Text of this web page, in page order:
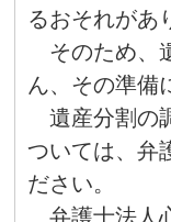
るおそれがあ
そのため、
ん、その準備
遺産分割の
ついては、弁
ださい。
弁護士法人